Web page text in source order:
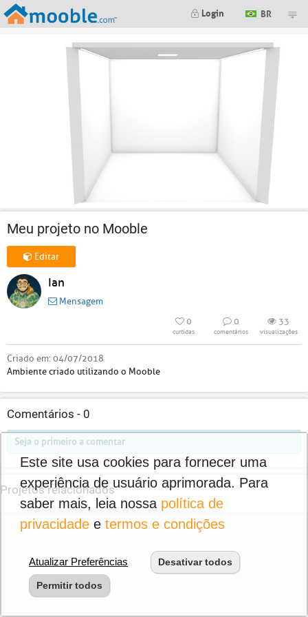
Login BR
Meu projeto no Mooble
Editar
Ian
Mensagem
0
curtidas
0
comentários
33
visualizações
Criado em:04/07/2018
Ambiente criado utilizando o Mooble
Comentários - 0
Seja o primeiro a comentar
Projetos relacionados
Este site usa cookies para fornecer uma
experiência de usuário aprimorada. Para
saber mais, leia nossa política de
privacidadee termos e condições
Atualizar Preferências Desativar todos
Permitir todos